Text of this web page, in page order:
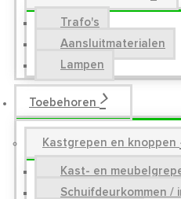
Trafo's
Aansluitmaterialen
Lampen
Toebehoren
Kastgrepen en knoppen
Kast- en
Schuifdeurkommen /